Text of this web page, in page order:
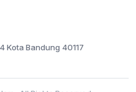
Kota Bandung 40117